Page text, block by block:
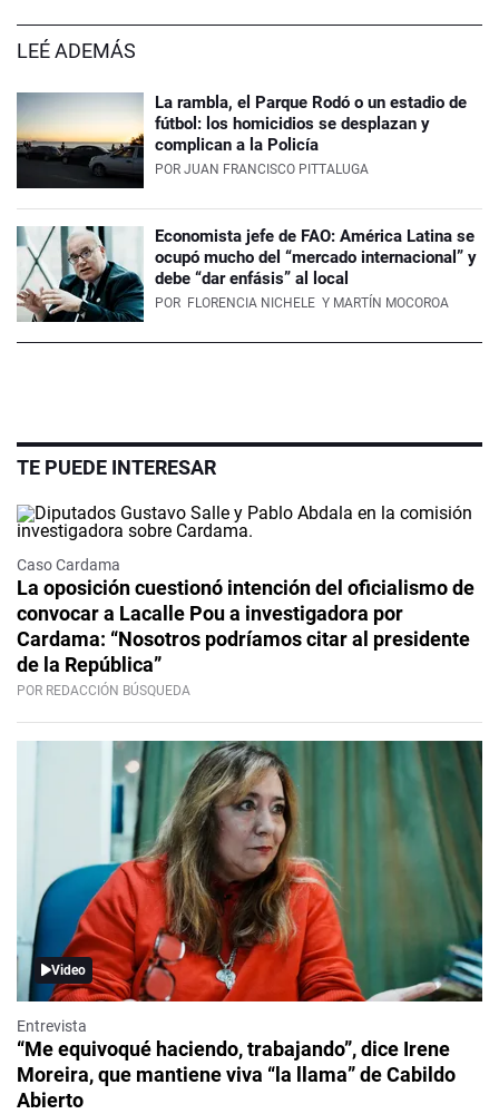
LEÉ ADEMÁS
La rambla, el Parque Rodó o un estadio de
fútbol: los homicidios se desplazan y
complican a la Policía
POR JUAN FRANCISCO PITTALUGA
Economista jefe de FAO: América Latina se
ocupó mucho del “mercado internacional” y
debe “dar enfásis” al local
POR FLORENCIA NICHELE Y MARTÍN MOCOROA
TE PUEDE INTERESAR
Caso Cardama
La oposición cuestionó intención del oficialismo de
convocar a Lacalle Pou a investigadora por
Cardama: “Nosotros podríamos citar al presidente
de la República”
POR REDACCIÓN BÚSQUEDA
Video
Entrevista
“Me equivoqué haciendo, trabajando”, dice Irene
Moreira, que mantiene viva “la llama” de Cabildo
Abierto